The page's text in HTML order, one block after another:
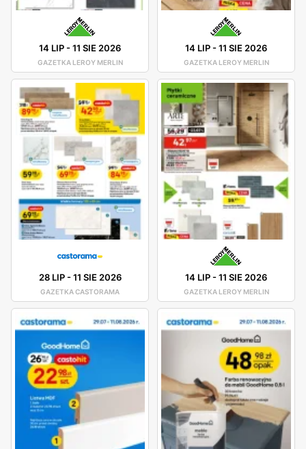
14 LIP-11 SIE 2026
GAZETKA LEROY MERLIN
14 LIP-11 SIE 2026
GAZETKA LEROY MERLIN
28 LIP-11 SIE 2026
GAZETKA CASTORAMA
14 LIP-11 SIE 2026
GAZETKA LEROY MERLIN